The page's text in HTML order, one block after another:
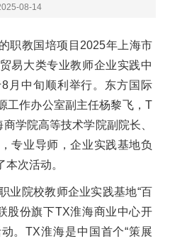
08-14
职教国培项目2025年上海市
易大类专业教师企业实践中
月中旬顺利举行。东方国际
工作办公室副主任杨黎飞，T
学院高等技术学院副院长、
专业导师，企业实践基地负
次活动。
业院校教师企业实践基地“百
股份旗下TX淮海商业中心开
。TX淮海是中国首个“策展